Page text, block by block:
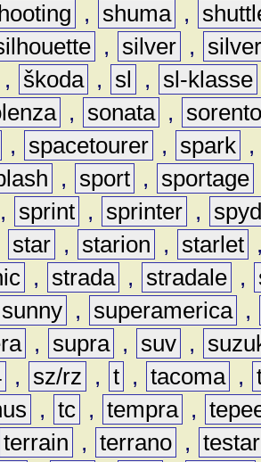
, shuma ,
, silver ,
, škoda , sl , sl-klasse
, sonata ,
, spacetourer , spark ,
, sport , sportage
, sprint , sprinter ,
star , starion , starlet
, strada , stradale ,
sunny , superamerica ,
, supra , suv ,
, sz/rz , t , tacoma ,
, tc , tempra ,
terrain , terrano ,